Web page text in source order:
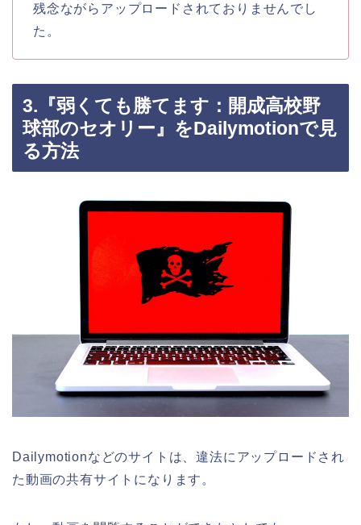
残念ながらアップロードされておりませんでし
た。
3.『弱くても勝てます：開成高校野
球部のセオリー』をDailymotionで見
る方法
Dailymotionなどのサイトは、違法にアップロードされ
た動画の共有サイトになります。